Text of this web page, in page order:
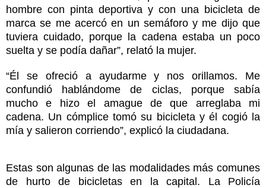
hombre con pinta deportiva y con una bicicleta de
marca se me acercó en un semáforo y me dijo que
tuviera cuidado, porque la cadena estaba un poco
suelta y se podía dañar”, relató la mujer.
“Él se ofreció a ayudarme y nos orillamos. Me
confundió hablándome de ciclas, porque sabía
mucho e hizo el amague de que arreglaba mi
cadena. Un cómplice tomó su bicicleta y él cogió la
mía y salieron corriendo”, explicó la ciudadana.
Estas son algunas de las modalidades más comunes
de hurto de bicicletas en la capital. La Policía